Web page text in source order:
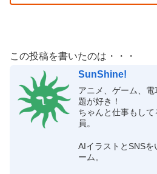
この投稿を書いたのは・・・
SunShine!
アニメ、ゲーム、
題が好き！
ちゃんと仕事もし
員。
AIイラストとSNS
ーム。